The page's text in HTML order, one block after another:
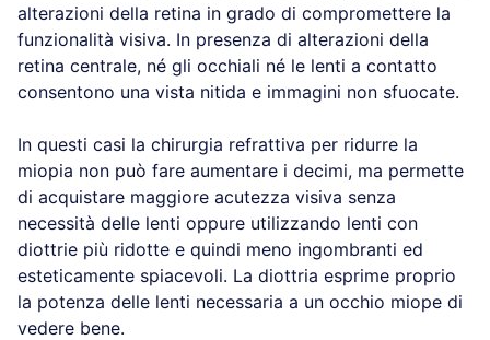
alterazioni della retina in grado di compromettere la
funzionalità visiva. In presenza di alterazioni della
retina centrale, né gli occhiali né le lenti a contatto
consentono una vista nitida e immagini non sfuocate.
In questi casi la chirurgia refrattiva per ridurre la
miopia non può fare aumentare i decimi, ma permette
di acquistare maggiore acutezza visiva senza
necessità delle lenti oppure utilizzando lenti con
diottrie più ridotte e quindi meno ingombranti ed
esteticamente spiacevoli. La diottria esprime proprio
la potenza delle lenti necessaria a un occhio miope di
vedere bene.